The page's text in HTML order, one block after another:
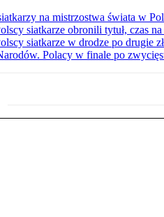
na mistrzostwa świata w
siatkarze obronili tytuł, czas
siatkarze w drodze po drugie
Polacy w finale po